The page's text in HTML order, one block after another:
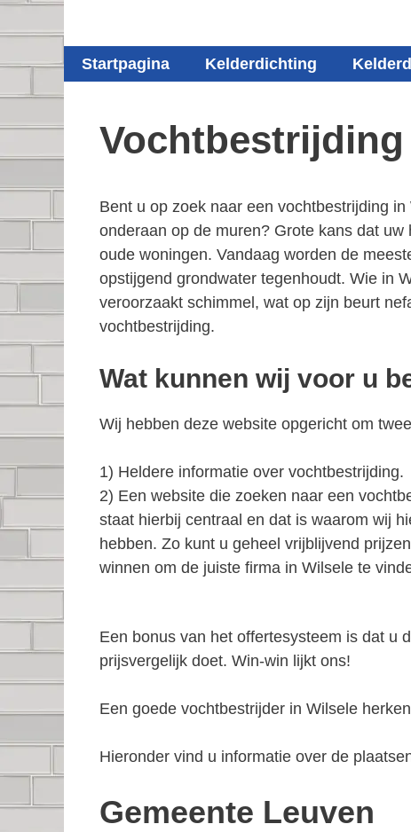
Startpagina Kelderdichting
Vochtbestrijding
Bent u op zoek naar een vochtbestrijding
onderaan op de muren? Grote kans dat
oude woningen. Vandaag worden de
opstijgend grondwater tegenhoudt. Wie in
veroorzaakt schimmel, wat op zijn beurt
vochtbestrijding.
Wat kunnen wij voor u
Wij hebben deze website opgericht om
1) Heldere informatie over vochtbestrijding.
2) Een website die zoeken naar een
staat hierbij centraal en dat is waarom wij
hebben. Zo kunt u geheel vrijblijvend
winnen om de juiste firma in Wilsele te
Een bonus van het offertesysteem is dat u
prijsvergelijk doet. Win-win lijkt ons!
Een goede vochtbestrijder in Wilsele
Hieronder vind u informatie over de
Gemeente Leuven